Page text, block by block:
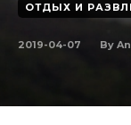
ОТДЫХ И
2019-04-07 By